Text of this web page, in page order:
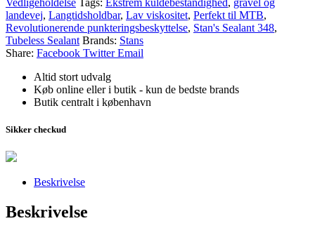
landevej, Langtidsholdbar, Lav viskositet, Perfekt til MTB,
Revolutionerende punkteringsbeskyttelse, Stan's Sealant 348,
Tubeless Sealant Brands: Stans
Share: Facebook Twitter Email
Altid stort udvalg
Køb online eller i butik - kun de bedste brands
Butik centralt i københavn
Sikker checkud
Beskrivelse
Beskrivelse